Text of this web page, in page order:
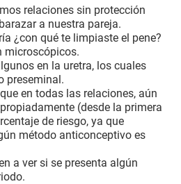
relaciones sin protección
a nuestra pareja.
¿con qué te limpiaste el pene?
microscópicos.
en la uretra, los cuales
preseminal.
en todas las relaciones, aún
(desde la primera
de riesgo, ya que
método anticonceptivo es
a ver si se presenta algún